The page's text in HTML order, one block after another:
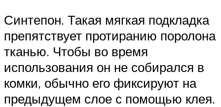
Синтепон. Такая мягкая подкладка
препятствует протиранию поролона
тканью. Чтобы во время
использования он не собирался в
комки, обычно его фиксируют на
предыдущем слое с помощью клея.